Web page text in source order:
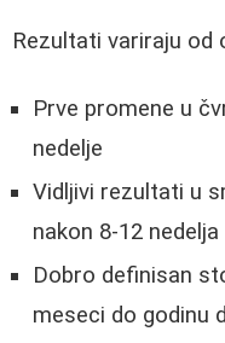
Rezultati variraju od
Prve promene u
nedelje
Vidljivi rezultati u
nakon 8-12 nedelja
Dobro definisan
meseci do godinu